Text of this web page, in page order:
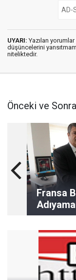
UYARI: Yazılan
düşüncelerini
niteliktedir.
Önceki ve
Fransa